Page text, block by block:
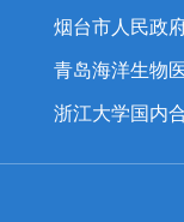
烟台市人民政
青岛海洋生物
浙江大学国内